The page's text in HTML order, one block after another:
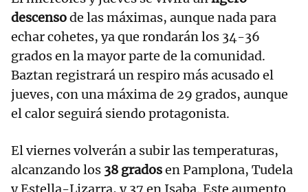
descensode las máximas, aunque nada para
echar cohetes, ya que rondarán los 34-36
grados en la mayor parte de la comunidad.
Baztan registrará un respiro más acusado el
jueves, con una máxima de 29 grados, aunque
el calor seguirá siendo protagonista.
El viernes volverán a subir las temperaturas,
alcanzando los 38 gradosen Pamplona, Tudela